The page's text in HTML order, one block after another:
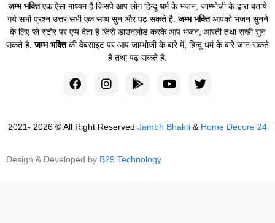
जम्भ भक्तिएक ऐसा माध्यम है जिसपे आप लोग हिन्दू धर्म के भजन, जाम्भोजी के द्वारा बताये
गये सभी प्रश्न उत्तर सभी एक साथ सुन और पढ़ सकते है.जम्भ भक्तिआपको भजन सुनने
के लिए प्ले स्टोर पर एप्प देता है जिसे डाउनलोड करके आप भजन, आरती तथा सखी सुन
सकते है.जम्भ भक्तिकी वेबसाइट पर आप जाम्भोजी के बारे में, हिन्दू धर्म के बारे जान सकते
है तथा पढ़ सकते है.
2021- 2026 © All Right Reserved Jambh Bhakti & Home Decore 24
Design & Developed by B29 Technology